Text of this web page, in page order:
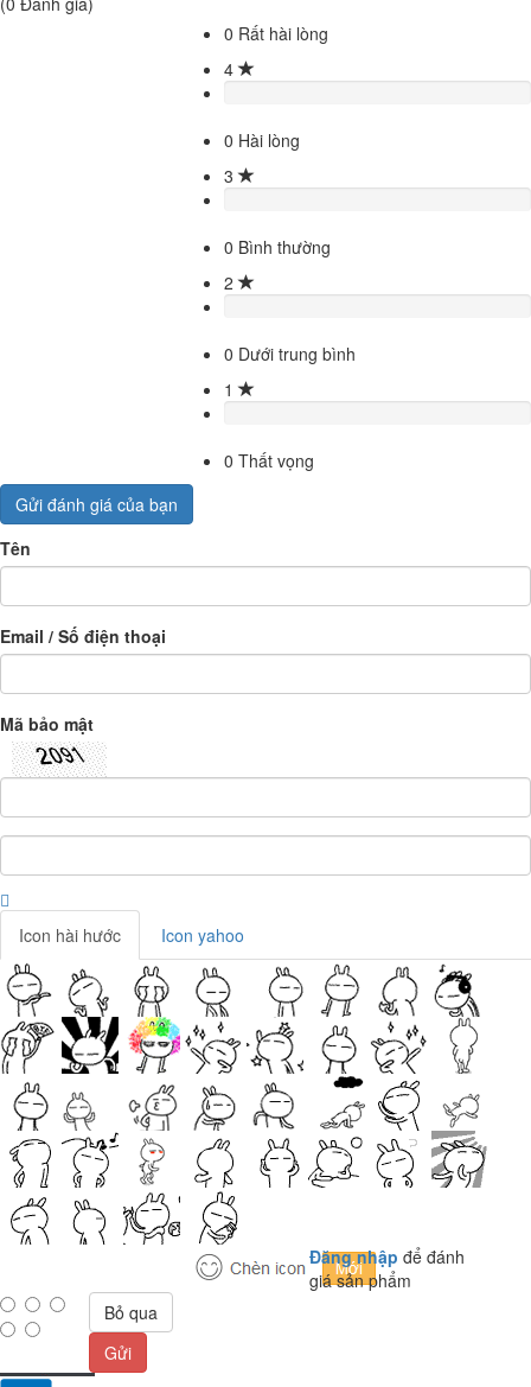
0 Rất hài lòng
4
0 Hài lòng
3
0 Bình thường
2
0 Dưới trung bình
1
0 Thất vọng
Gửi đánh giá của bạn
Tên
Email / Số điện thoại
Mã bảo mật
Icon hài hước Icon yahoo
Đăng nhập để đánh
giá sản phẩm
Bỏ qua
Gửi